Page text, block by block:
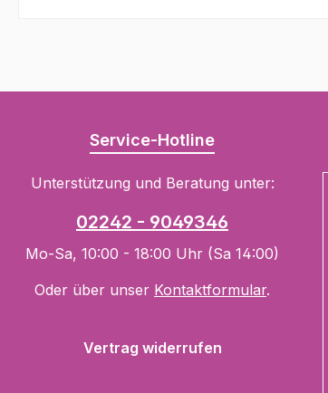
Service-Hotline
Unterstützung und Beratung unter:
02242 - 9049346
Mo-Sa, 10:00 - 18:00 Uhr (Sa 14:00)
Oder über unser Kontaktformular.
Vertrag widerrufen